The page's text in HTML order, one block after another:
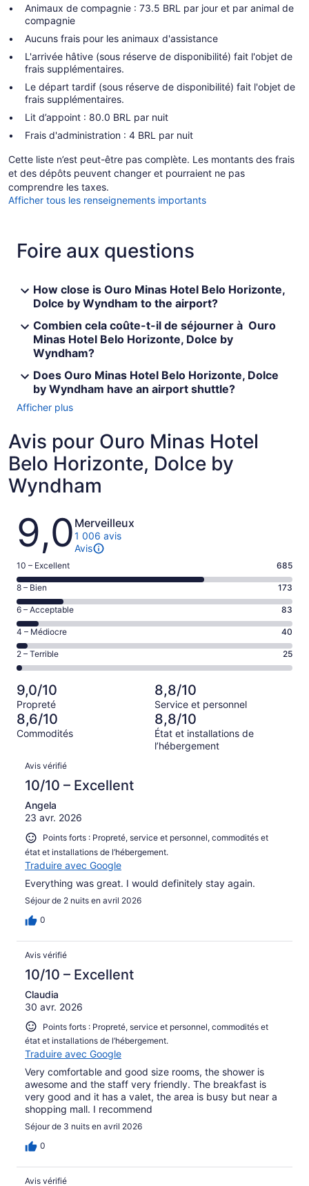
Animaux de compagnie : 73.5 BRL par jour et par animal de
compagnie
Aucuns frais pour les animaux d'assistance
L'arrivée hâtive (sous réserve de disponibilité) fait l'objet de
frais supplémentaires.
Le départ tardif (sous réserve de disponibilité) fait l'objet de
frais supplémentaires.
Lit d’appoint : 80.0 BRL par nuit
Frais d'administration : 4 BRL par nuit
Cette liste n’est peut-être pas complète. Les montants des frais
et des dépôts peuvent changer et pourraient ne pas
comprendre les taxes.
Afficher tous les renseignements importants
Foire aux questions
How close is Ouro Minas Hotel Belo Horizonte,
Dolce by Wyndham to the airport?
Combien cela coûte-t-il de séjourner à Ouro
Minas Hotel Belo Horizonte, Dolce by
Wyndham?
Does Ouro Minas Hotel Belo Horizonte, Dolce
by Wyndham have an airport shuttle?
Afficher plus
Avis pour Ouro Minas Hotel
Belo Horizonte, Dolce by
Wyndham
Avis
9,0 Merveilleux
1 006 avis
Avis
Note
de 10
–
Excellent,
d’après
685 avis
sur 1006.
10 – Excellent 685
Note
de 8
–
Bien,
d’après
173 avis
sur 1006.
8 – Bien 173
Note
de 6
–
Acceptable,
d’après
sur 1006.
6 – Acceptable 83
Note
de 4
–
Médiocre,
d’après
40 avis
sur 1006.
4 – Médiocre 40
Note
de 2
–
Terrible,
d’après
25 avis
sur 1006.
2 – Terrible 25
9,0/10
Propreté
8,8/10
Service et personnel
8,6/10
Commodités
8,8/10
État et installations de
l’hébergement
Avis
Avis vérifié
10/10 – Excellent
Angela
23 avr. 2026
Points forts : Propreté, service et personnel, commodités et
état et installations de l’hébergement.
Traduire avec Google
Everything was great. I would definitely stay again.
Séjour de 2 nuits en avril 2026
0
Avis vérifié
10/10 – Excellent
Claudia
30 avr. 2026
Points forts : Propreté, service et personnel, commodités et
état et installations de l’hébergement.
Traduire avec Google
Very comfortable and good size rooms, the shower is
awesome and the staff very friendly. The breakfast is
very good and it has a valet, the area is busy but near a
shopping mall. I recommend
Séjour de 3 nuits en avril 2026
0
Avis vérifié